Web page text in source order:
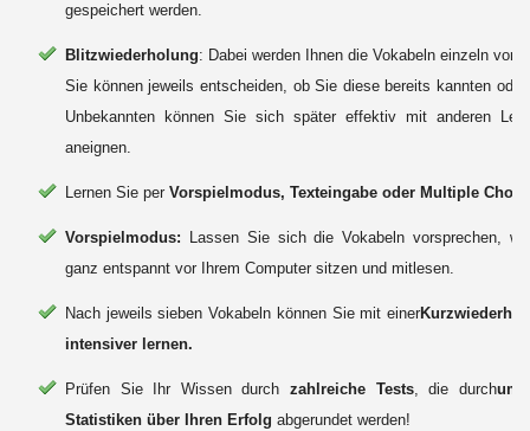
gespeichert werden.
Blitzwiederholung: Dabei werden Ihnen die Vokabeln einzeln
Sie können jeweils entscheiden, ob Sie diese bereits kannten
Unbekannten können Sie sich später effektiv mit anderen
aneignen.
Lernen Sie per Vorspielmodus, Texteingabe oder Multiple
Vorspielmodus: Lassen Sie sich die Vokabeln vorsprechen,
ganz entspannt vor Ihrem Computer sitzen und mitlesen.
Nach jeweils sieben Vokabeln können Sie mit einer
intensiver lernen.
Prüfen Sie Ihr Wissen durchzahlreiche Tests, die durch
Statistiken über Ihren Erfolg abgerundet werden!